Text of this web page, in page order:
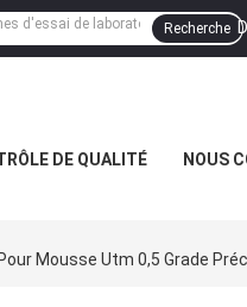
Recherche
DE QUALITÉ NOUS
Mousse Utm 0,5 Grade